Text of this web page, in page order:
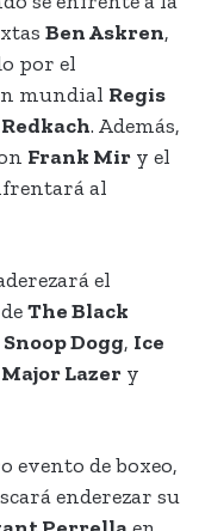
Ben Askren,
por el
mundial Regis
. Además,
Frank Mir y el
al
el
The Black
Snoop Dogg, Ice
Major Lazer y
evento de boxeo,
enderezar su